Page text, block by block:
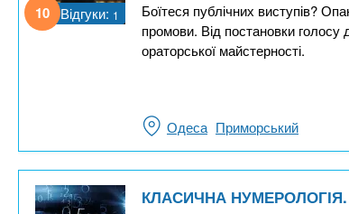
o
10 Відгуки: 1
Боїтеся публічних виступів?
промови. Від постановки
ораторської майстерності.
Одеса Приморський
КЛАСИЧНА НУМЕРОЛОГІЯ.